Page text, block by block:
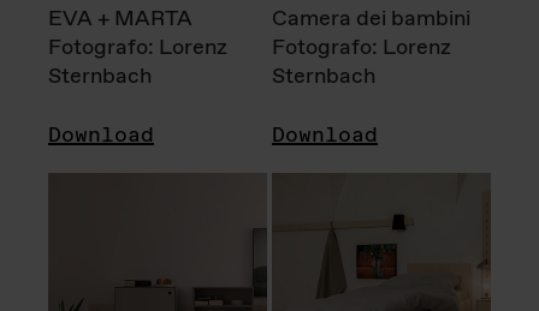
EVA + MARTA
Fotografo: Lorenz
Sternbach
Download
Camera dei bambini
Fotografo: Lorenz
Sternbach
Download